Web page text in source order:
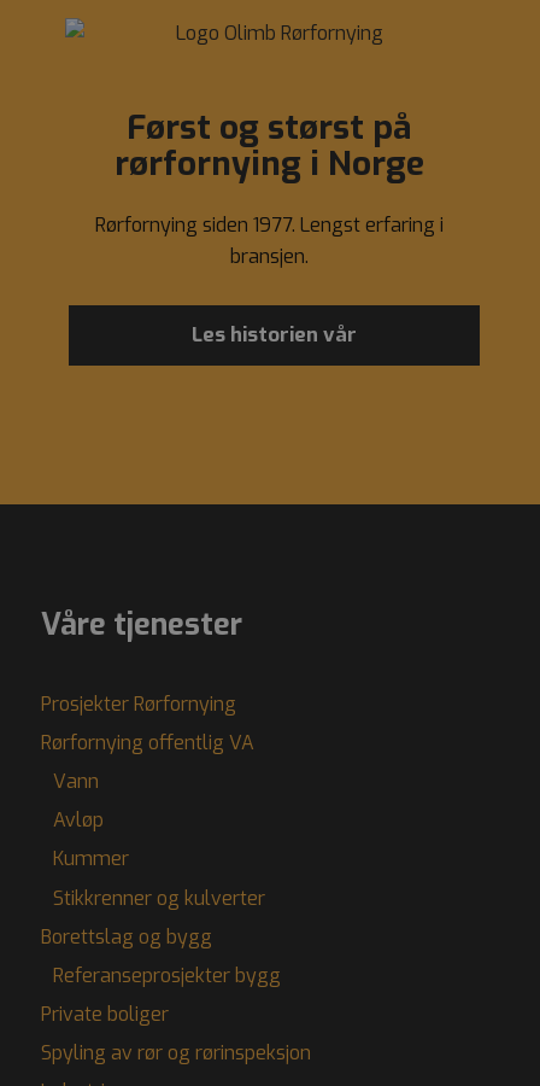
Først og størst på
rørfornying i Norge
Rørfornying siden 1977. Lengst erfaring i
bransjen.
Les historien vår
Våre tjenester
Prosjekter Rørfornying
Rørfornying offentlig VA
Vann
Avløp
Kummer
Stikkrenner og kulverter
Borettslag og bygg
Referanseprosjekter bygg
Private boliger
Spyling av rør og rørinspeksjon